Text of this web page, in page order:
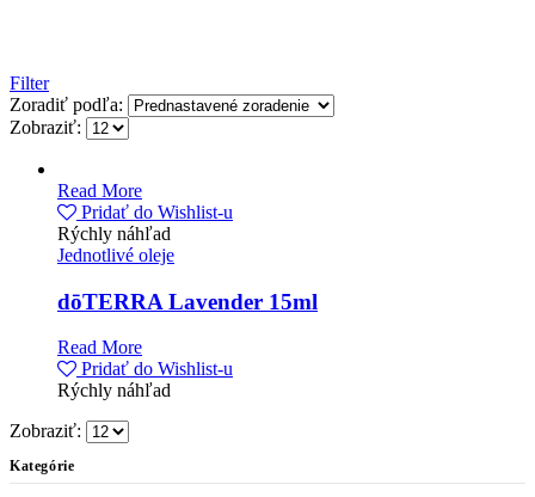
Filter
Zoradiť podľa:
Zobraziť:
Read More
Pridať do Wishlist-u
Rýchly náhľad
Jednotlivé oleje
dōTERRA Lavender 15ml
Read More
Pridať do Wishlist-u
Rýchly náhľad
Zobraziť:
Kategórie